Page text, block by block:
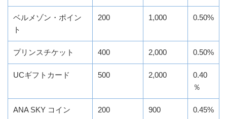
ベルメゾン・ポイン
ト
200 1,000 0.50%
プリンスチケット 400 2,000 0.50%
UCギフトカード 500 2,000
0.40
％
ANA SKY コイン 200 900 0.45%